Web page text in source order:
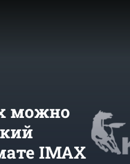
можно
IMAX